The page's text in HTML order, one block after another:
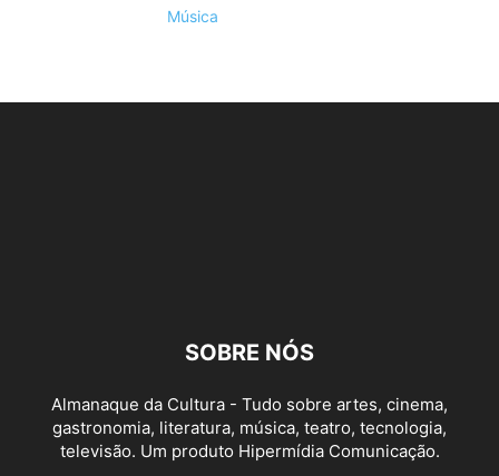
Música
SOBRE NÓS
Almanaque da Cultura - Tudo sobre artes, cinema,
gastronomia, literatura, música, teatro, tecnologia,
televisão. Um produto Hipermídia Comunicação.